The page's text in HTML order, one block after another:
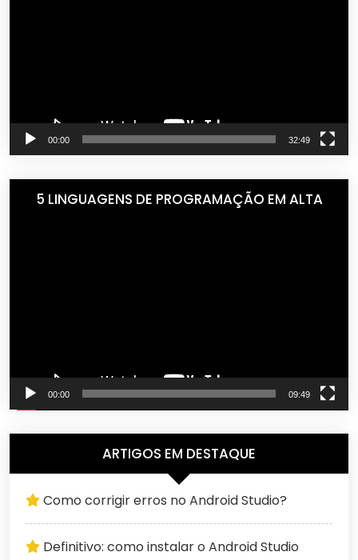
00:00 32:49
5 LINGUAGENS DE PROGRAMAÇÃO EM ALTA
00:00 09:49
ARTIGOS EM DESTAQUE
Como corrigir erros no Android Studio?
Definitivo: como instalar o Android Studio